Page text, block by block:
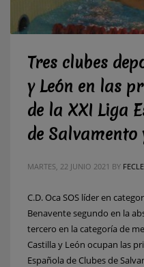
Tres clubes
y León en las
de la XXI Liga
de
MARTES, 22 JUNIO 2021 BY
C.D. Oca SOS líder en
Benavente segundo en la
tercero en la categoría de
Castilla y León ocupan las
Española de Clubes de